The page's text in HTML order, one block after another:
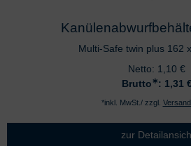
Multi-Safe twin plus 162
Netto: 1,10 €
Brutto∗: 1,31
*inkl. MwSt./ zzgl.
zur